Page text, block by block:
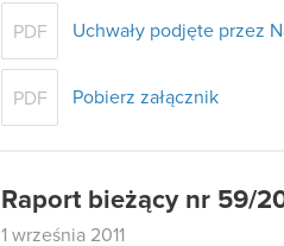
PDF Uchwały podjęte przez
PDF Pobierz załącznik
Raport bieżący nr 59/
1 września 2011